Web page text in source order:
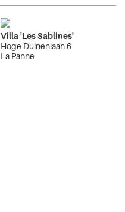
Villa 'Les Sablines'
Hoge Duinenlaan 6
La Panne